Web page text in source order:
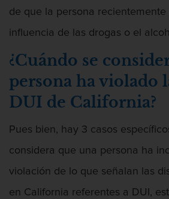
Fraude de Juego
Fraude de seguro de
Fraude Del Seguro De
Fraude inmobiliario
Delitos de Hurto
Hurto en tiendas
de que la persona
influencia de las drogas o el
¿Cuándo se
persona ha violado
DUI de California?
Pues bien, hay 3 casos
considera que una persona ha
violación de lo que señalan las
en California referentes a DUI,